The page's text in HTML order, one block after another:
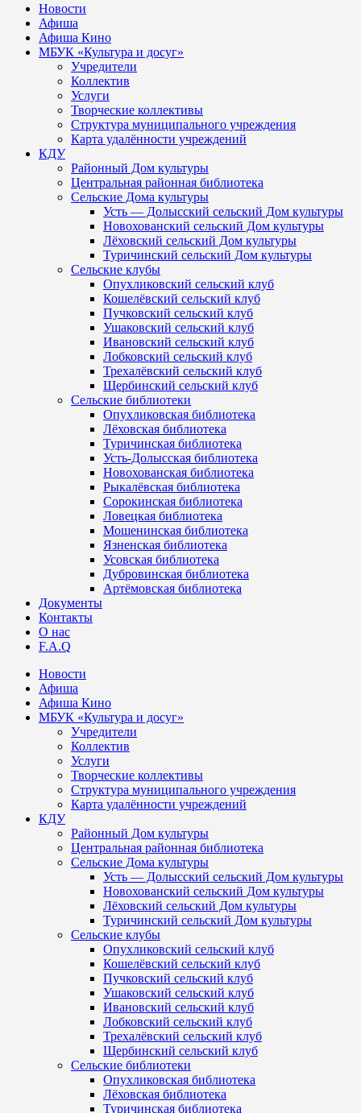
Новости
Афиша
Афиша Кино
МБУК «Культура и досуг»
Учредители
Коллектив
Услуги
Творческие коллективы
Структура муниципального учреждения
Карта удалённости учреждений
КДУ
Районный Дом культуры
Центральная районная библиотека
Сельские Дома культуры
Усть — Долысский сельский Дом культуры
Новохованский сельский Дом культуры
Лёховский сельский Дом культуры
Туричинский сельский Дом культуры
Сельские клубы
Опухликовский сельский клуб
Кошелёвский сельский клуб
Пучковский сельский клуб
Ушаковский сельский клуб
Ивановский сельский клуб
Лобковский сельский клуб
Трехалёвский сельский клуб
Щербинский сельский клуб
Сельские библиотеки
Опухликовская библиотека
Лёховская библиотека
Туричинская библиотека
Усть-Долысская библиотека
Новохованская библиотека
Рыкалёвская библиотека
Сорокинская библиотека
Ловецкая библиотека
Мошенинская библиотека
Язненская библиотека
Усовская библиотека
Дубровинская библиотека
Артёмовская библиотека
Документы
Контакты
О нас
F.A.Q
Новости
Афиша
Афиша Кино
МБУК «Культура и досуг»
Учредители
Коллектив
Услуги
Творческие коллективы
Структура муниципального учреждения
Карта удалённости учреждений
КДУ
Районный Дом культуры
Центральная районная библиотека
Сельские Дома культуры
Усть — Долысский сельский Дом культуры
Новохованский сельский Дом культуры
Лёховский сельский Дом культуры
Туричинский сельский Дом культуры
Сельские клубы
Опухликовский сельский клуб
Кошелёвский сельский клуб
Пучковский сельский клуб
Ушаковский сельский клуб
Ивановский сельский клуб
Лобковский сельский клуб
Трехалёвский сельский клуб
Щербинский сельский клуб
Сельские библиотеки
Опухликовская библиотека
Лёховская библиотека
Туричинская библиотека